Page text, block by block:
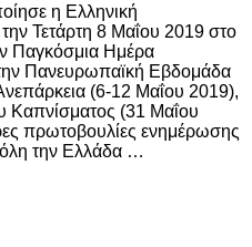
η Ελληνική
Τετάρτη 8 Μαΐου 2019 στο
Παγκόσμια Ημέρα
Πανευρωπαϊκή Εβδομάδα
(6-12 Μαΐου 2019),
Καπνίσματος (31 Μαΐου
πρωτοβουλίες ενημέρωσης
την Ελλάδα …